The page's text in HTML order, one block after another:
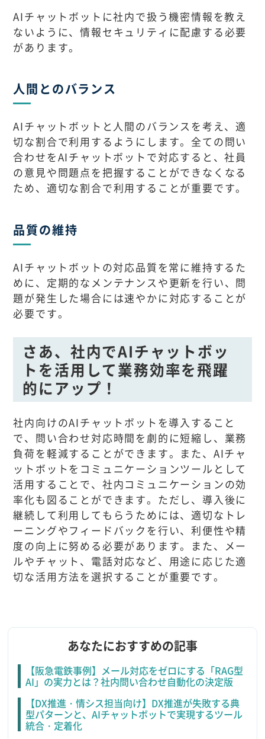
AIチャットボットに社内で扱う機密情報を教え
ないように、情報セキュリティに配慮する必要
があります。
人間とのバランス
AIチャットボットと人間のバランスを考え、適
切な割合で利用するようにします。全ての問い
合わせをAIチャットボットで対応すると、社員
の意見や問題点を把握することができなくなる
ため、適切な割合で利用することが重要です。
品質の維持
AIチャットボットの対応品質を常に維持するた
めに、定期的なメンテナンスや更新を行い、問
題が発生した場合には速やかに対応することが
必要です。
さあ、社内でAIチャットボッ
トを活用して業務効率を飛躍
的にアップ！
社内向けのAIチャットボットを導入すること
で、問い合わせ対応時間を劇的に短縮し、業務
負荷を軽減することができます。また、AIチャ
ットボットをコミュニケーションツールとして
活用することで、社内コミュニケーションの効
率化も図ることができます。ただし、導入後に
継続して利用してもらうためには、適切なトレ
ーニングやフィードバックを行い、利便性や精
度の向上に努める必要があります。また、メー
ルやチャット、電話対応など、用途に応じた適
切な活用方法を選択することが重要です。
あなたにおすすめの記事
【阪急電鉄事例】メール対応をゼロにする「RAG型
AI」の実力とは？社内問い合わせ自動化の決定版
【DX推進・情シス担当向け】DX推進が失敗する典
型パターンと、AIチャットボットで実現するツール
統合・定着化